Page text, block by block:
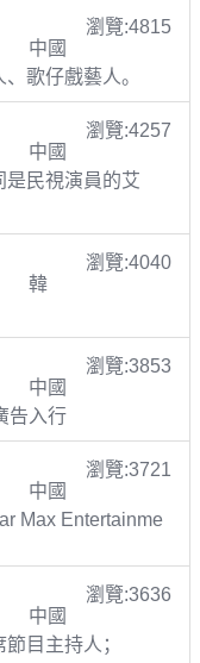
瀏覽:4815
中國
歌仔戲藝人。
瀏覽:4257
中國
是民視演員的艾
瀏覽:4040
韓
瀏覽:3853
中國
告入行
瀏覽:3721
中國
Max Entertainme
瀏覽:3636
中國
目主持人；